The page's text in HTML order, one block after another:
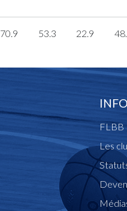
70.9 53.3 22.9
FLBB
Les